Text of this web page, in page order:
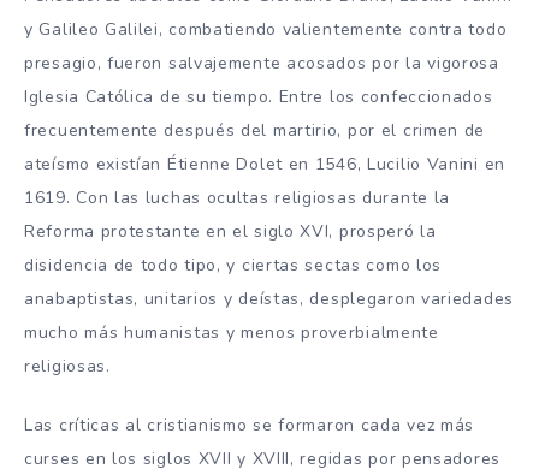
y Galileo Galilei, combatiendo valientemente contra todo
presagio, fueron salvajemente acosados por la vigorosa
Iglesia Católica de su tiempo. Entre los confeccionados
frecuentemente después del martirio, por el crimen de
ateísmo existían Étienne Dolet en 1546, Lucilio Vanini en
1619. Con las luchas ocultas religiosas durante la
Reforma protestante en el siglo XVI, prosperó la
disidencia de todo tipo, y ciertas sectas como los
anabaptistas, unitarios y deístas, desplegaron variedades
mucho más humanistas y menos proverbialmente
religiosas.
Las críticas al cristianismo se formaron cada vez más
curses en los siglos XVII y XVIII, regidas por pensadores